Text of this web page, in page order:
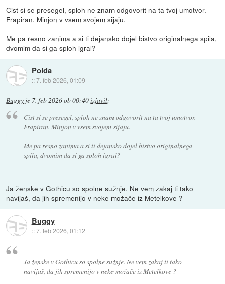
Cist si se presegel, sploh ne znam odgovorit na ta tvoj umotvor.
Frapiran. Minjon v vsem svojem sijaju.
Me pa resno zanima a si ti dejansko dojel bistvo originalnega spila,
dvomim da si ga sploh igral?
Polda
::7. feb 2026, 01:09
Buggy je 7. feb 2026 ob 00:40izjavil:
Cist si se presegel, sploh ne znam odgovorit na ta tvoj umotvor.
Frapiran. Minjon v vsem svojem sijaju.
Me pa resno zanima a si ti dejansko dojel bistvo originalnega
spila, dvomim da si ga sploh igral?
Ja ženske v Gothicu so spolne sužnje. Ne vem zakaj ti tako
navijaš, da jih spremenijo v neke možače iz Metelkove ?
Buggy
::7. feb 2026, 01:12
Ja ženske v Gothicu so spolne sužnje. Ne vem zakaj ti tako
navijaš, da jih spremenijo v neke možače iz Metelkove ?